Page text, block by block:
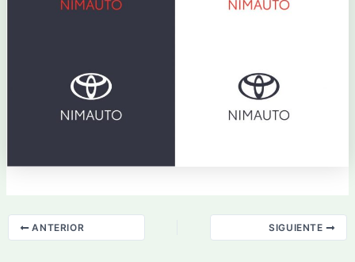
ANTERIOR SIGUIENTE